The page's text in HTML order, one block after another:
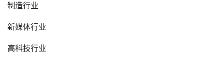
制造行业
新媒体行业
高科技行业